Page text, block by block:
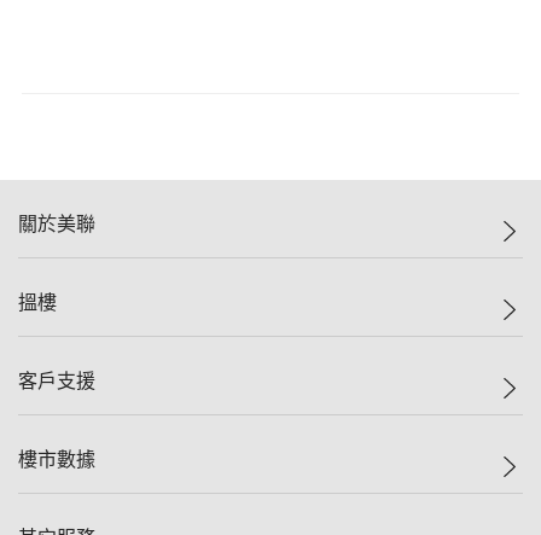
關於美聯
美聯集團
人才招募
搵樓
一手新盤
減價
客戶支援
自助放盤
樓市數據
樓價指數